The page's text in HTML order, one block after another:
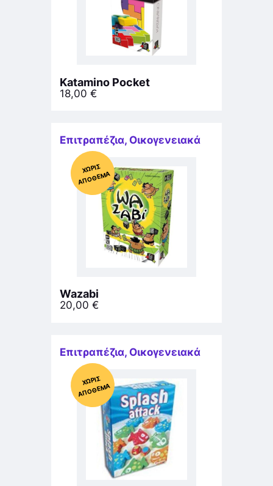
Katamino Pocket
18,00 €
Επιτραπέζια, Οικογενειακά
Χ
ΩΡΊΣ
Α
Π
Ό
ΘΕ
ΜΑ
Wazabi
20,00 €
Επιτραπέζια, Οικογενειακά
Χ
ΩΡΊΣ
Α
Π
Ό
ΘΕ
ΜΑ